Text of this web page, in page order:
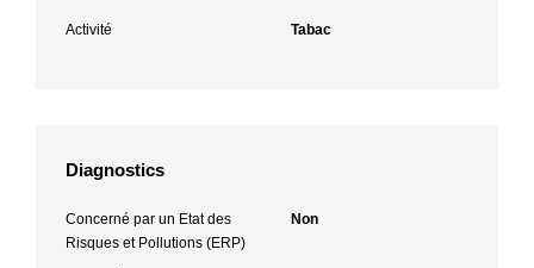
Activité Tabac
Diagnostics
Concerné par un Etat des
Risques et Pollutions (ERP)
Non